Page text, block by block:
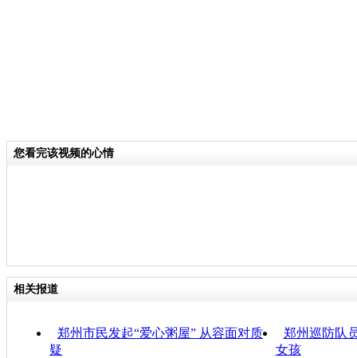
您看完该视频的心情
相关报道
郑州市民发起“爱心粥屋” 从容面对质
疑
郑州巡防队
女孩